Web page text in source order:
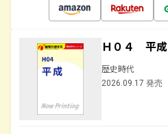
Ｈ０４ 平成
歴史時代
2026.09.17 発売